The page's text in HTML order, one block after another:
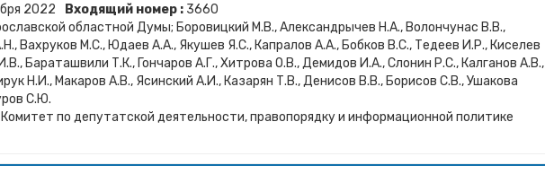
2022 Входящий номер : 3660
областной Думы; Боровицкий М.В., Александрычев Н.А., Волончунас В.В.,
Вахруков М.С., Юдаев А.А., Якушев Я.С., Капралов А.А., Бобков В.С., Тедеев И.Р., Киселев
Бараташвили Т.К., Гончаров А.Г., Хитрова О.В., Демидов И.А., Слонин Р.С., Калганов А.В.,
Н.И., Макаров А.В., Ясинский А.И., Казарян Т.В., Денисов В.В., Борисов С.В., Ушакова
С.Ю.
Комитет по депутатской деятельности, правопорядку и информационной политике